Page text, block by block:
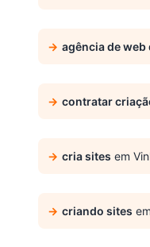
agência de
contratar
cria sites em
criando sites